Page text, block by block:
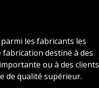
les fabricants les
destiné à des
ou à des clients
de qualité supérieur.